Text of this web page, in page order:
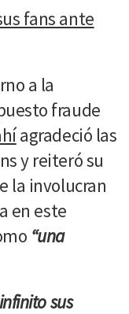
fans ante
a la
fraude
agradeció las
y reiteró su
la involucran
en este
“una
sus